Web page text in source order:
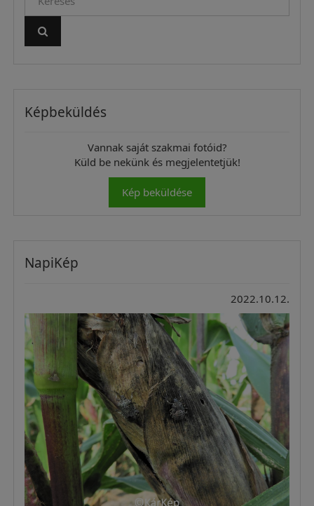
Képbeküldés
Vannak saját szakmai fotóid?
Küld be nekünk és megjelentetjük!
Kép beküldése
NapiKép
2022.10.12.